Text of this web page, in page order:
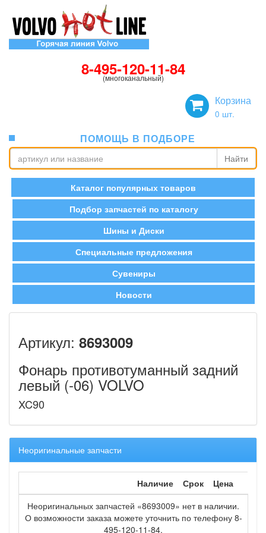
8-495-120-11-84
(многоканальный)
Корзина
0 шт.
ПОМОЩЬ В ПОДБОРЕ
Найти
Каталог популярных товаров
Подбор запчастей по каталогу
Шины и Диски
Специальные предложения
Сувениры
Новости
Артикул: 8693009
Фонарь противотуманный задний
левый (-06) VOLVO
XC90
Неоригинальные запчасти
Наличие Срок
Цена
Неоригинальных запчастей «8693009» нет в наличии.
О возможности заказа можете уточнить по телефону 8-
495-120-11-84.